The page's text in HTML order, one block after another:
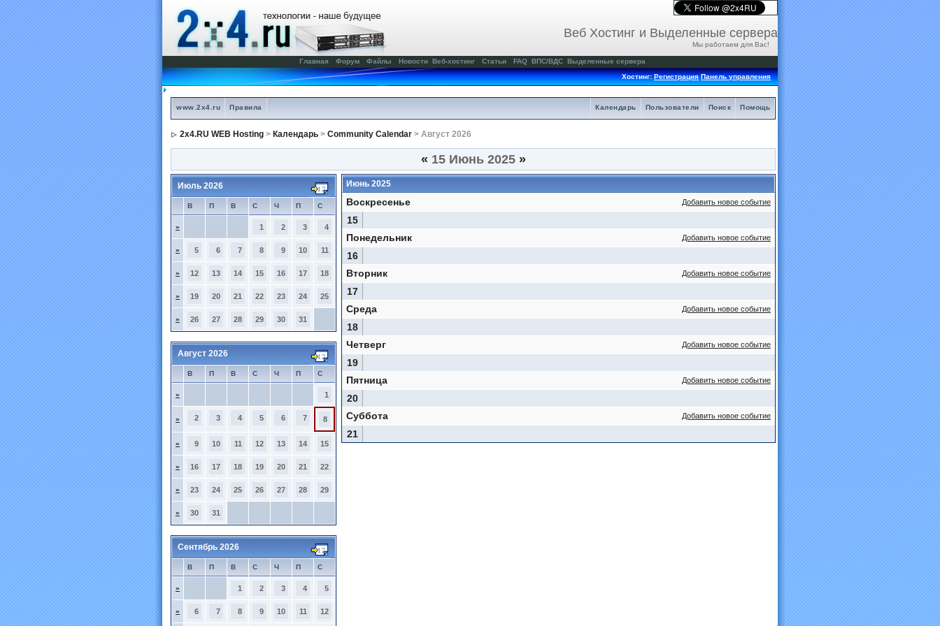
Веб Хостинг и Выделенные сервера
Мы работаем для Вас!
Главная Форум Файлы Новости Веб-хостинг Статьи FAQ ВПС/ВДС Выделенные сервера
Хостинг:Регистрация Панель управления
www.2x4.ru Правила Помощь
Поиск
Пользователи
Календарь
2x4.RU WEB Hosting > Календарь > Community Calendar > Август 2026
« 15 Июнь 2025 »
Июль 2026
В П В С Ч П С
» 1 2 3 4
» 5 6 7 8 9 10 11
» 12 13 14 15 16 17 18
» 19 20 21 22 23 24 25
» 26 27 28 29 30 31
Август 2026
В П В С Ч П С
» 1
» 2 3 4 5 6 7 8
» 9 10 11 12 13 14 15
» 16 17 18 19 20 21 22
» 23 24 25 26 27 28 29
» 30 31
Сентябрь 2026
В П В С Ч П С
» 1 2 3 4 5
» 6 7 8 9 10 11 12
Июнь 2025
Добавить новое событие
Воскресенье
15
Добавить новое событие
Понедельник
16
Добавить новое событие
Вторник
17
Добавить новое событие
Среда
18
Добавить новое событие
Четверг
19
Добавить новое событие
Пятница
20
Добавить новое событие
Суббота
21